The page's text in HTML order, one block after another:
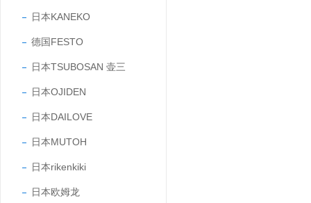
日本KANEKO
德国FESTO
日本TSUBOSAN 壶三
日本OJIDEN
日本DAILOVE
日本MUTOH
日本rikenkiki
日本欧姆龙